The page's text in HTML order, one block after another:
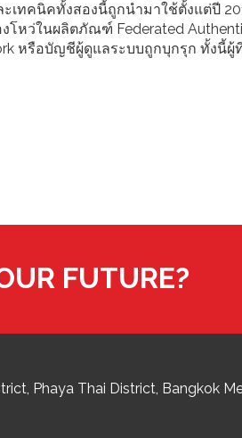
เทคนิคทั้งสองนี้ถูกนำมาใช้ตั้งแต่ปี
โหว่ในผลิตภัณฑ์ Federated
หรือบัญชีผู้ดูแลระบบถูกบุกรุก ทั้งนี้ผู้ที่
FUTURE?
Phaya Thai District, Bangkok